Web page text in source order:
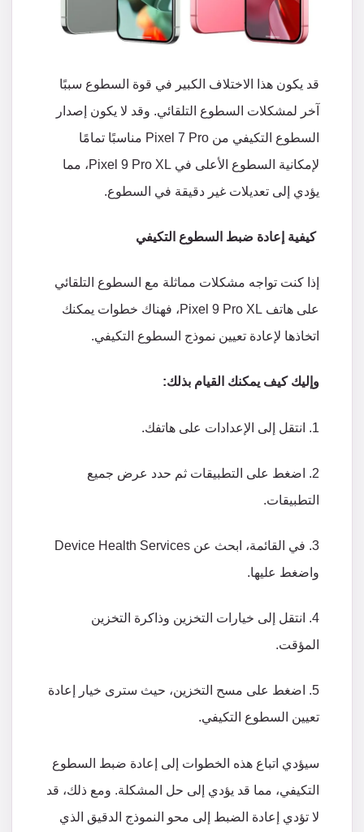
قد يكون هذا الاختلاف الكبير في قوة السطوع سببًا
آخر لمشكلات السطوع التلقائي. وقد لا يكون إصدار
السطوع التكيفي من مناسبًا تمامًا
لإمكانية السطوع الأعلى في ، مما
يؤدي إلى تعديلات غير دقيقة في السطوع.
كيفية إعادة ضبط السطوع التكيفي
إذا كنت تواجه مشكلات مماثلة مع السطوع التلقائي
على هاتف ، فهناك خطوات يمكنك
اتخاذها لإعادة تعيين نموذج السطوع التكيفي.
وإليك كيف يمكنك القيام بذلك:
1. انتقل إلى الإعدادات على هاتفك.
2. اضغط على التطبيقات ثم حدد عرض جميع
التطبيقات.
3. في القائمة، ابحث عن
واضغط عليها.
4. انتقل إلى خيارات التخزين وذاكرة التخزين
المؤقت.
5. اضغط على مسح التخزين، حيث سترى خيار
إعادة
تعيين السطوع التكيفي.
سيؤدي اتباع هذه الخطوات إلى إعادة ضبط السطوع
التكيفي، مما قد يؤدي إلى حل المشكلة. ومع ذلك، قد
لا تؤدي إعادة الضبط إلى محو النموذج الدقيق الذي